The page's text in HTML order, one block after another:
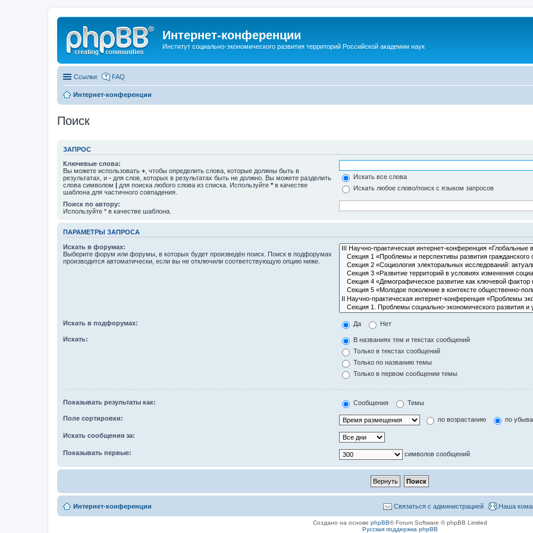
Интернет-конференции
Институт социально-экономического развития территорий Российской академии наук
Ссылки FAQ
Интернет-конференции
Поиск
ЗАПРОС
Ключевые слова:
Вы можете использовать + , чтобы определить слова, которые должны быть в
результатах, и - для слов, которых в результатах быть не должно. Вы можете разделить
слова символом | для поиска любого слова из списка. Используйте * в качестве
шаблона для частичного совпадения.
Искать все слова
Искать любое слово/поиск с языком запросов
Поиск по автору:
Используйте * в качестве шаблона.
ПАРАМЕТРЫ ЗАПРОСА
Искать в форумах:
Выберите форум или форумы, в которых будет произведён поиск. Поиск в подфорумах
производится автоматически, если вы не отключили соответствующую опцию ниже.
Искать в подфорумах: Да Нет
Искать:
В названиях тем и текстах сообщений
Только в текстах сообщений
Только по названию темы
Только в первом сообщении темы
Показывать результаты как: Сообщения Темы
Поле сортировки: по возрастанию по
Искать сообщения за:
Показывать первые: символов сообщений
Интернет-конференции Наша
Связаться с администрацией
Создано на основе phpBB® Forum Software © phpBB Limited
Русская поддержка phpBB